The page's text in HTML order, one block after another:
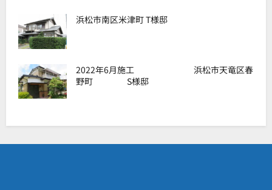
浜松市南区米津町 T様邸
2022年6月施工 浜松市天竜区春
野町 S様邸